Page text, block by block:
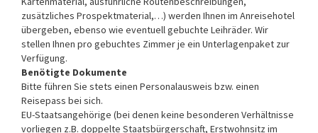
zusätzliches Prospektmaterial,…) werden Ihnen im Anreisehotel
übergeben, ebenso wie eventuell gebuchte Leihräder. Wir
stellen Ihnen pro gebuchtes Zimmer je ein Unterlagenpaket zur
Verfügung.
Benötigte Dokumente
Bitte führen Sie stets einen Personalausweis bzw. einen
Reisepass bei sich.
EU-Staatsangehörige (bei denen keine besonderen Verhältnisse
vorliegen z.B. doppelte Staatsbürgerschaft, Erstwohnsitz im